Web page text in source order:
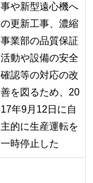
事や新型遠心機へ
の更新工事、濃縮
事業部の品質保証
活動や設備の安全
確認等の対応の改
善を図るため、20
17年9月12日に自
主的に生産運転を
一時停止した